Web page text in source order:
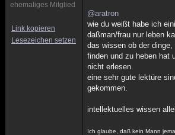
ehemaliges Mitglied
Link kopieren
Lesezeichen setzen
@aratron
wie du weißt habe ich
daßman/frau nur leben
das wissen ob der
finden und zu heben hat
nicht erlesen.
eine sehr gute lektüre
gekommen.
intellektuelles wissen
Ich glaube, daß kein Mann